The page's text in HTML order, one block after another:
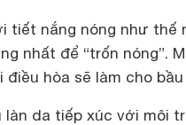
tiết nắng nóng như thế
nhất để “trốn nóng”.
điều hòa sẽ làm cho
làn da tiếp xúc với môi